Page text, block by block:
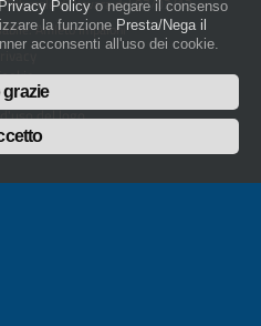
Amleto Impaloni
del logo
di genere
Privacy Policy o negare il consenso
la funzione Presta/Nega il
acconsenti all'uso dei cookie.
grazie